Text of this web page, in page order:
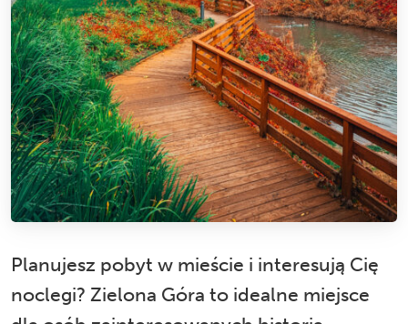
Planujesz pobyt w mieście i interesują Cię
noclegi? Zielona Góra to idealne miejsce